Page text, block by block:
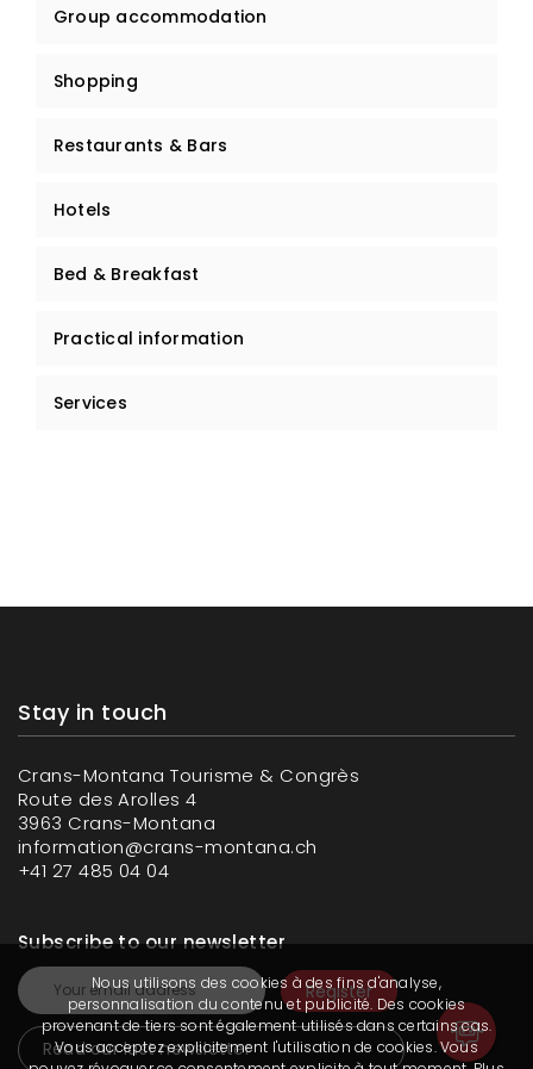
Group accommodation
Shopping
Restaurants & Bars
Hotels
Bed & Breakfast
Practical information
Services
Stay in touch
Crans-Montana Tourisme & Congrès
Route des Arolles 4
3963 Crans-Montana
information@crans-montana.ch
+41 27 485 04 04
Subscribe to our newsletter
Read our last newsletter
Nous utilisons des cookies à des fins d'analyse,
personnalisation du contenu et publicité. Des cookies
provenant de tiers sont également utilisés dans certains cas.
Vous acceptez explicitement l'utilisation de cookies. Vous